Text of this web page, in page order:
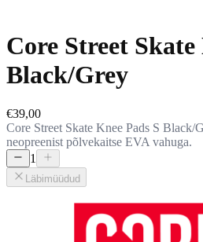
Core Street Skate
Black/Grey
€39,00
Core Street Skate Knee Pads S Black/
neopreenist põlvekaitse EVA vahuga.
1
Läbimüüdud